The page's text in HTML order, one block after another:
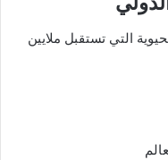
التي تستقبل ملايين